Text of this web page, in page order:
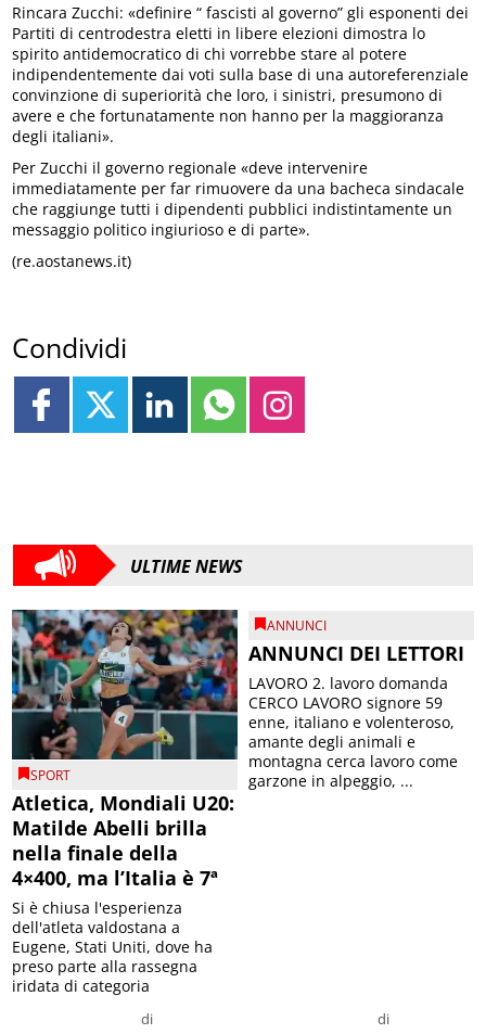
Rincara Zucchi: «definire “ fascisti al governo” gli esponenti dei
Partiti di centrodestra eletti in libere elezioni dimostra lo
spirito antidemocratico di chi vorrebbe stare al potere
indipendentemente dai voti sulla base di una autoreferenziale
convinzione di superiorità che loro, i sinistri, presumono di
avere e che fortunatamente non hanno per la maggioranza
degli italiani».
Per Zucchi il governo regionale «deve intervenire
immediatamente per far rimuovere da una bacheca sindacale
che raggiunge tutti i dipendenti pubblici indistintamente un
messaggio politico ingiurioso e di parte».
(re.aostanews.it)
Condividi
ULTIME NEWS
SPORT
Atletica, Mondiali U20:
Matilde Abelli brilla
nella finale della
4×400, ma l’Italia è 7ª
di
Si è chiusa l'esperienza
dell'atleta valdostana a
Eugene, Stati Uniti, dove ha
preso parte alla rassegna
iridata di categoria
ANNUNCI
ANNUNCI DEI LETTORI
di
LAVORO 2. lavoro domanda
CERCO LAVORO signore 59
enne, italiano e volenteroso,
amante degli animali e
montagna cerca lavoro come
garzone in alpeggio, ...